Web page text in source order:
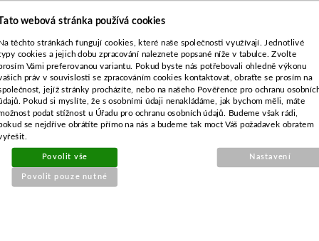
15,8*1270mm
webová stránka používá cookies
těchto stránkách fungují cookies, které naše společnosti využívají. Jednotlivé
cookies a jejich dobu zpracování naleznete popsané níže v tabulce. Zvolte
Vámi preferovanou variantu. Pokud byste nás potřebovali ohledně výkonu
práv v souvislosti se zpracováním cookies kontaktovat, obraťte se prosím na
jejíž stránky procházíte, nebo na našeho Pověřence pro ochranu
Pokud si myslíte, že s osobními údaji nenakládáme, jak bychom měli, máte
podat stížnost u Úřadu pro ochranu osobních údajů. Budeme však rádi,
se nejdříve obrátíte přímo na nás a budeme tak moct Váš požadavek obratem
Povolit vše
Povolit pouze nutné
Nastavení